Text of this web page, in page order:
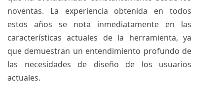
noventas. La experiencia obtenida en todos
estos años se nota inmediatamente en las
características actuales de la herramienta, ya
que demuestran un entendimiento profundo de
las necesidades de diseño de los usuarios
actuales.